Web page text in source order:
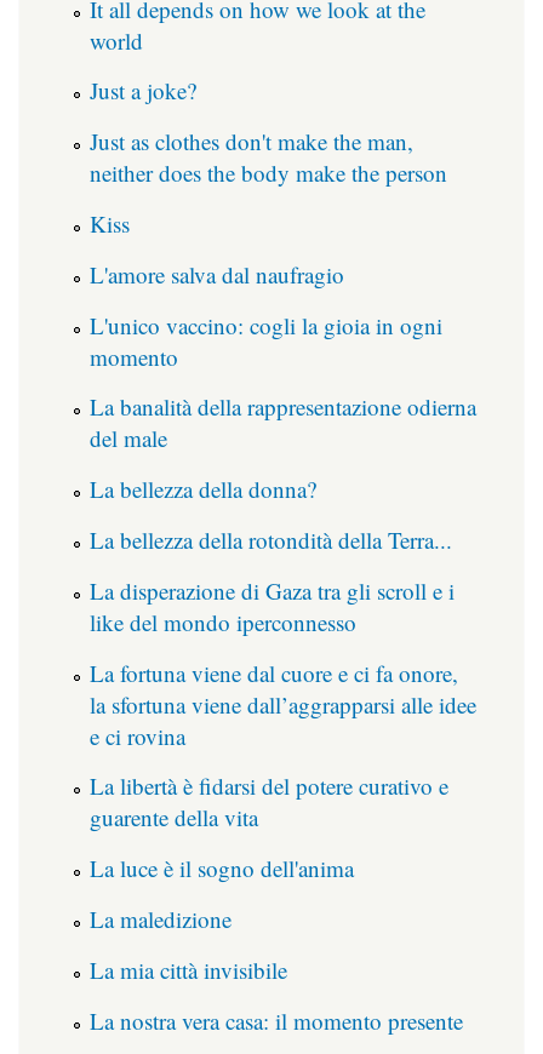
It all depends on how we look at the
world
Just a joke?
Just as clothes don't make the man,
neither does the body make the person
Kiss
L'amore salva dal naufragio
L'unico vaccino: cogli la gioia in ogni
momento
La banalità della rappresentazione odierna
del male
La bellezza della donna?
La bellezza della rotondità della Terra...
La disperazione di Gaza tra gli scroll e i
like del mondo iperconnesso
La fortuna viene dal cuore e ci fa onore,
la sfortuna viene dall’aggrapparsi alle idee
e ci rovina
La libertà è fidarsi del potere curativo e
guarente della vita
La luce è il sogno dell'anima
La maledizione
La mia città invisibile
La nostra vera casa: il momento presente